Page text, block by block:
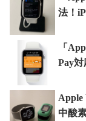
法！
「
Pay対
Apple
中酸